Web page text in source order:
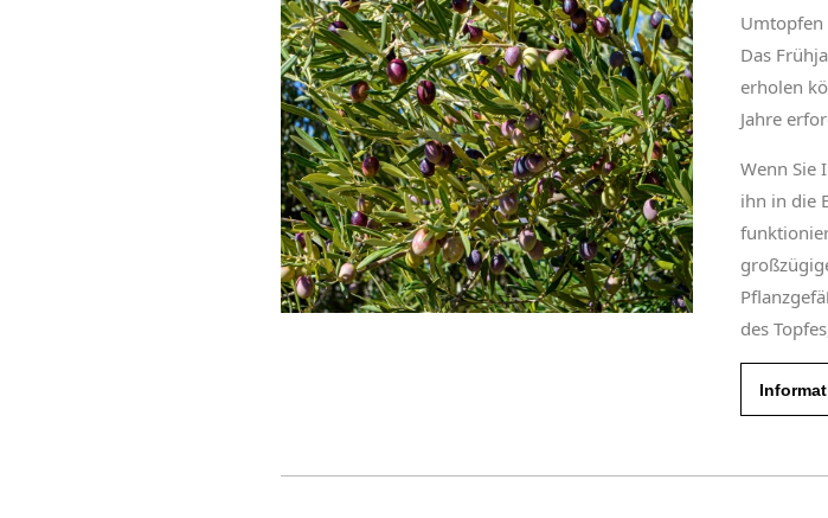
Umtopfen
Das
erholen
Jahre
Wenn Sie
ihn in die
des